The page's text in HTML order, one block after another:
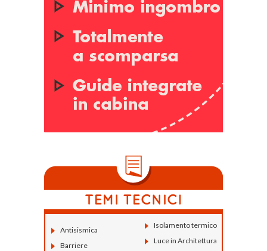
Antisismica
Barriere
Isolamento termico
Luce in Architettura